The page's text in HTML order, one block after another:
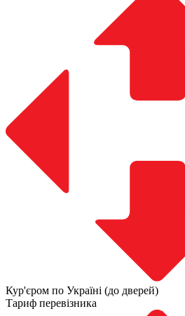
Кур'єром по Україні (до дверей)
Тариф перевізника